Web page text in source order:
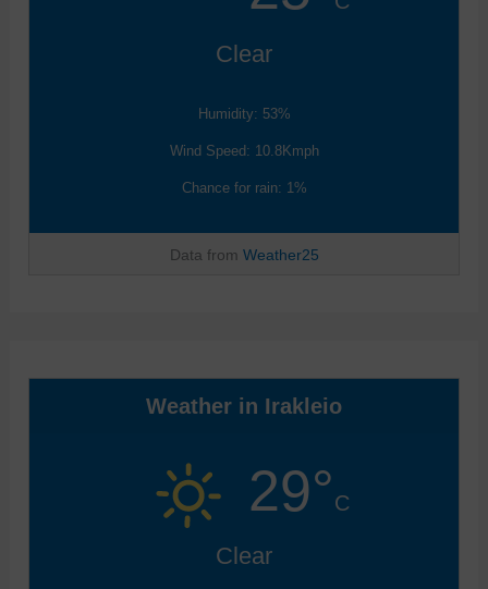
Clear
Humidity: 53%
Wind Speed: 10.8Kmph
Chance for rain: 1%
Data from Weather25
Weather in Irakleio
29°C
Clear